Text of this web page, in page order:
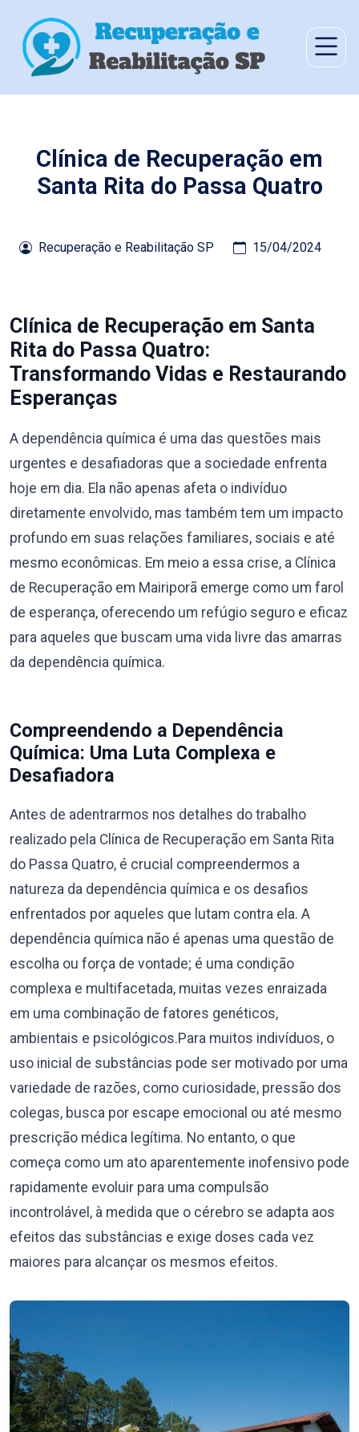
Clínica de Recuperação em
Santa Rita do Passa Quatro
Recuperação e Reabilitação SP 15/04/2024
Clínica de Recuperação em Santa
Rita do Passa Quatro:
Transformando Vidas e Restaurando
Esperanças
A dependência química é uma das questões mais
urgentes e desafiadoras que a sociedade enfrenta
hoje em dia. Ela não apenas afeta o indivíduo
diretamente envolvido, mas também tem um impacto
profundo em suas relações familiares, sociais e até
mesmo econômicas. Em meio a essa crise, a Clínica
de Recuperação em Mairiporã emerge como um farol
de esperança, oferecendo um refúgio seguro e eficaz
para aqueles que buscam uma vida livre das amarras
da dependência química.
Compreendendo a Dependência
Química: Uma Luta Complexa e
Desafiadora
Antes de adentrarmos nos detalhes do trabalho
realizado pela Clínica de Recuperação em Santa Rita
do Passa Quatro, é crucial compreendermos a
natureza da dependência química e os desafios
enfrentados por aqueles que lutam contra ela. A
dependência química não é apenas uma questão de
escolha ou força de vontade; é uma condição
complexa e multifacetada, muitas vezes enraizada
em uma combinação de fatores genéticos,
ambientais e psicológicos.Para muitos indivíduos, o
uso inicial de substâncias pode ser motivado por uma
variedade de razões, como curiosidade, pressão dos
colegas, busca por escape emocional ou até mesmo
prescrição médica legítima. No entanto, o que
começa como um ato aparentemente inofensivo pode
rapidamente evoluir para uma compulsão
incontrolável, à medida que o cérebro se adapta aos
efeitos das substâncias e exige doses cada vez
maiores para alcançar os mesmos efeitos.